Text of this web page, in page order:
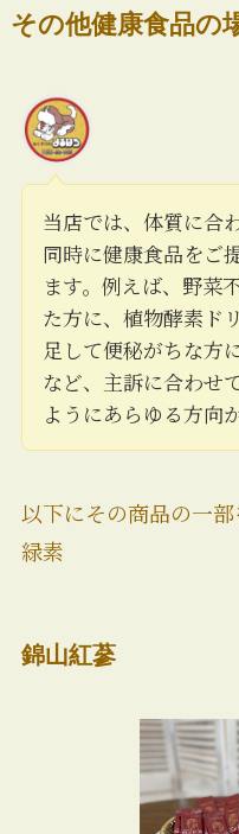
その他健康食品の
当店では、体質に合
同時に健康食品をご
ます。例えば、野菜
た方に、植物酵素ド
足して便秘がちな方
など、主訴に合わせ
ようにあらゆる方向
以下にその商品の一
緑素
錦山紅蔘